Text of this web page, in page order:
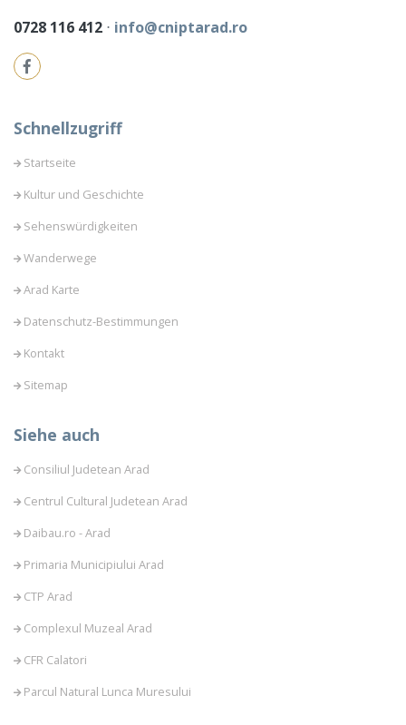
0728 116 412 ⋅ info@cniptarad.ro
Schnellzugriff
Startseite
Kultur und Geschichte
Sehenswürdigkeiten
Wanderwege
Arad Karte
Datenschutz-Bestimmungen
Kontakt
Sitemap
Siehe auch
Consiliul Judetean Arad
Centrul Cultural Judetean Arad
Daibau.ro - Arad
Primaria Municipiului Arad
CTP Arad
Complexul Muzeal Arad
CFR Calatori
Parcul Natural Lunca Muresului